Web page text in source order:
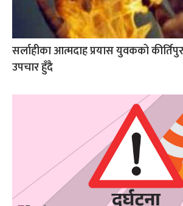
सर्लाहीका आत्मदाह प्रयास युवकको
उपचार हुँदै